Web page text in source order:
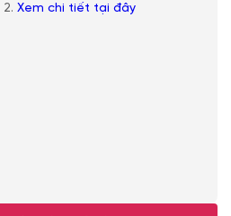
Xem chi tiết tại đây